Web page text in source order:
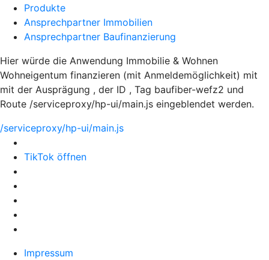
Produkte
Ansprechpartner Immobilien
Ansprechpartner Baufinanzierung
Hier würde die Anwendung Immobilie & Wohnen
Wohneigentum finanzieren (mit Anmeldemöglichkeit) mit
mit der Ausprägung , der ID , Tag baufiber-wefz2 und
Route /serviceproxy/hp-ui/main.js eingeblendet werden.
/serviceproxy/hp-ui/main.js
TikTok öffnen
Impressum